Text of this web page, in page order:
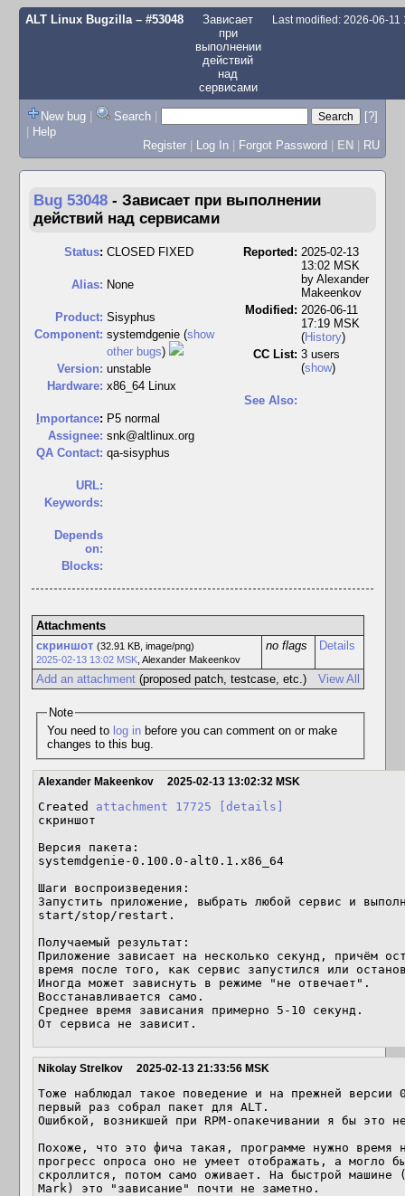
ALT Linux Bugzilla– #53048
Зависает
при
выполнении
действий
над
сервисами
Last modified: 2026-06-11
New bug | Search |
[?]
| Help
Register | Log In | Forgot Password | EN | RU
Bug 53048 - Зависает при выполнении
действий над сервисами
Status: CLOSED FIXED
Alias: None
Product: Sisyphus
Component: systemdgenie (show
other bugs)
Version: unstable
Hardware: x86_64 Linux
mportance: P5 normal
Assignee: snk@altlinux.org
QA Contact: qa-sisyphus
URL:
Keywords:
Depends
on:
Blocks:
Reported: 2025-02-13
13:02 MSK
by Alexander
Makeenkov
Modified: 2026-06-11
17:19 MSK
(History)
CC List: 3 users
(show)
See Also:
Attachments
скриншот (32.91 KB, image/png)
2025-02-13 13:02 MSK, Alexander Makeenkov
no flags Details
View All
Add an attachment(proposed patch, testcase, etc.)
Note
You need to log inbefore you can comment on or make
changes to this bug.
Alexander Makeenkov 2025-02-13 13:02:32 MSK
Created attachment 17725
[details]
скриншот
Версия пакета:
systemdgenie-0.100.0-alt0.1.x86_64
Шаги воспроизведения:
Запустить приложение, выбрать любой сервис и
start/stop/restart.
Получаемый результат:
Приложение зависает на несколько секунд, причём
время после того, как сервис запустился или
Иногда может зависнуть в режиме "не отвечает".
Восстанавливается само.
Среднее время зависания примерно 5-10 секунд.
От сервиса не зависит.
Nikolay Strelkov 2025-02-13 21:33:56 MSK
Тоже наблюдал такое поведение и на прежней
первый раз собрал пакет для ALT.
Ошибкой, возникшей при RPM-опакечивании я бы это
Похоже, что это фича такая, программе нужно время
прогресс опроса оно не умеет отображать, а могло
скроллится, потом само оживает. На быстрой машине
Mark) это "зависание" почти не заметно.